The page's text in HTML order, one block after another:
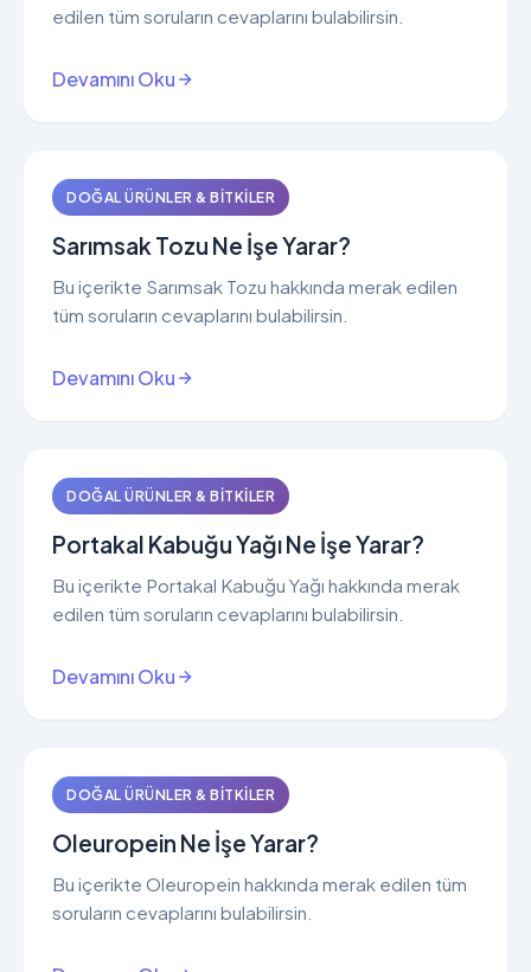
edilen tüm soruların cevaplarını bulabilirsin.
Devamını Oku
DOĞAL ÜRÜNLER & BITKILER
Sarımsak Tozu Ne İşe Yarar?
Bu içerikte Sarımsak Tozu hakkında merak edilen
tüm soruların cevaplarını bulabilirsin.
Devamını Oku
DOĞAL ÜRÜNLER & BITKILER
Portakal Kabuğu Yağı Ne İşe Yarar?
Bu içerikte Portakal Kabuğu Yağı hakkında merak
edilen tüm soruların cevaplarını bulabilirsin.
Devamını Oku
DOĞAL ÜRÜNLER & BITKILER
Oleuropein Ne İşe Yarar?
Bu içerikte Oleuropein hakkında merak edilen tüm
soruların cevaplarını bulabilirsin.